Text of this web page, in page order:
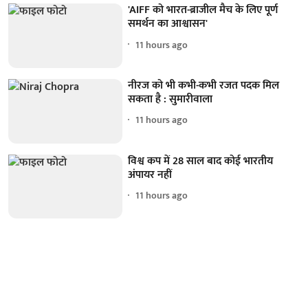
'AIFF को भारत-ब्राजील मैच के लिए पूर्ण
समर्थन का आश्वासन'
11 hours ago
नीरज को भी कभी-कभी रजत पदक मिल
सकता है : सुमारीवाला
11 hours ago
विश्व कप में 28 साल बाद कोई भारतीय
अंपायर नहीं
11 hours ago